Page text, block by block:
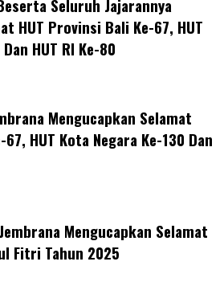
Seluruh Jajarannya
HUT Provinsi Bali Ke-67, HUT
HUT RI Ke-80
Mengucapkan Selamat
HUT Kota Negara Ke-130 Dan
Mengucapkan Selamat
Fitri Tahun 2025